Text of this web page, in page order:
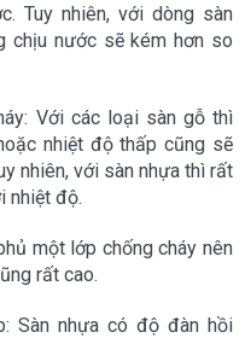
Tuy nhiên, với dòng sàn
chịu nước sẽ kém hơn so
Với các loại sàn gỗ thì
nhiệt độ thấp cũng sẽ
nhiên, với sàn nhựa thì rất
nhiệt độ.
một lớp chống cháy nên
rất cao.
Sàn nhựa có độ đàn hồi